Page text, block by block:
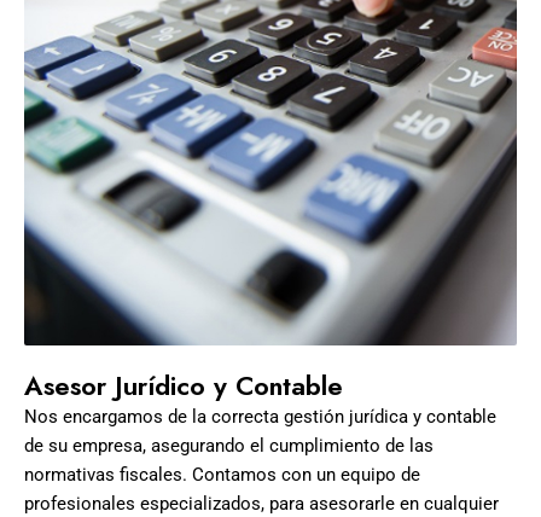
Asesor Jurídico y Contable
Nos encargamos de la correcta gestión jurídica y contable
de su empresa, asegurando el cumplimiento de las
normativas fiscales. Contamos con un equipo de
profesionales especializados, para asesorarle en cualquier